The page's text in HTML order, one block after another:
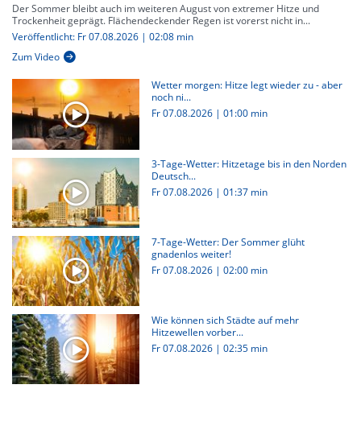
Der Sommer bleibt auch im weiteren August von extremer Hitze und
Trockenheit geprägt. Flächendeckender Regen ist vorerst nicht in...
Veröffentlicht: Fr 07.08.2026 | 02:08 min
Zum Video
Wetter morgen: Hitze legt wieder zu - aber
noch ni...
Fr 07.08.2026 | 01:00 min
3-Tage-Wetter: Hitzetage bis in den Norden
Deutsch...
Fr 07.08.2026 | 01:37 min
7-Tage-Wetter: Der Sommer glüht
gnadenlos weiter!
Fr 07.08.2026 | 02:00 min
Wie können sich Städte auf mehr
Hitzewellen vorber...
Fr 07.08.2026 | 02:35 min